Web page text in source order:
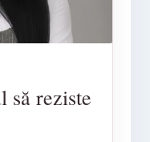
să reziste